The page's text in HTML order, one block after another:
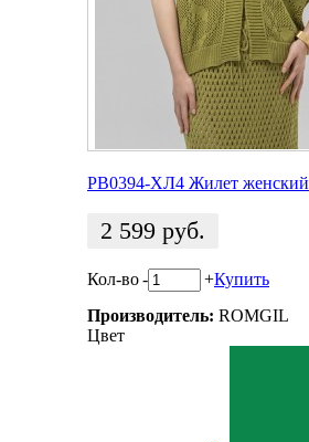
РВ0394-ХЛ4 Жилет женский
2 599 руб.
Кол-во- +Купить
Производитель: ROMGIL
Цвет